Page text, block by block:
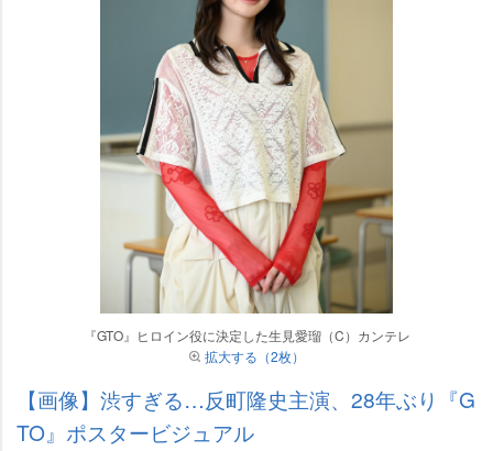
『GTO』ヒロイン役に決定した生見愛瑠（C）カンテレ
拡大する（2枚）
【画像】渋すぎる…反町隆史主演、28年ぶり『G
TO』ポスタービジュアル